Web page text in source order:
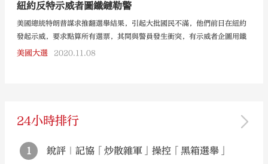
紐約反特示威者圖鐵鏈勒警
美國總統特朗普謀求推翻選舉結果，引起大批國民不滿，他們前日在紐約
發起示威，要求點算所有選票，其間與警員發生衝突，有示威者企圖用鐵
鏈勒住一名警員頸部，警方共拘捕10人，控以襲警和非法持有武器等罪
美國大選 2020.11.08
24小時排行
1 銳評｜記協「炒散雜軍」操控「黑箱選舉」